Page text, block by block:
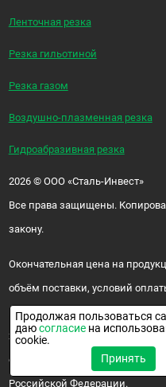
Ленточная резка
Резка гильотиной
Резка газом
Воздушно-плазменная резка
Гидроабразивная резка
2026 ©ООО «Сталь-Инвест»
Все права защищены.
закону.
Окончательная цена на
объём поставки, условий
цене и наличии продукции
характер и ни при каких
определяемой положениями ч.
Российской Федерации.
Продолжая пользоваться
даюсогласие на
cookie.
Принять